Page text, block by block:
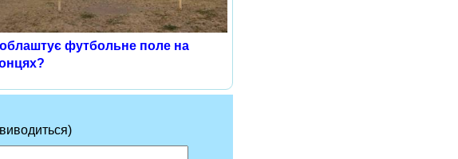
футбольне поле на